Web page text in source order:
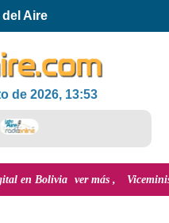
Aire
de 2026, 13:53
ver más Viceministro de